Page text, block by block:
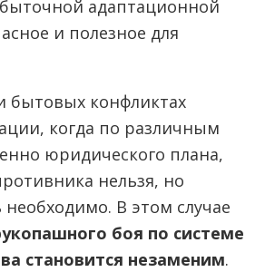
адаптационной
и полезное для
бытовых конфликтах
когда по различным
юридического плана,
нельзя, но
необходимо. В этом случае
боя по системе
становится незаменим.